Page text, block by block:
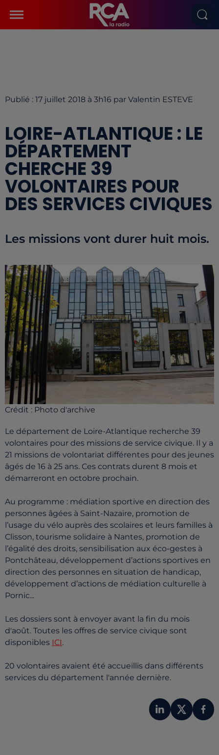
Publié : 17 juillet 2018 à 3h16 par Valentin ESTEVE
LOIRE-ATLANTIQUE : LE
DÉPARTEMENT
CHERCHE 39
VOLONTAIRES POUR
DES SERVICES CIVIQUES
Les missions vont durer huit mois.
Crédit : Photo d'archive
Le département de Loire-Atlantique recherche 39
volontaires pour des missions de service civique. Il y a
21 missions de volontariat différentes pour des jeunes
âgés de 16 à 25 ans. Ces contrats durent 8 mois et
démarreront en octobre prochain.
Au programme : médiation sportive en direction des
personnes âgées à Saint-Nazaire, promotion de
l’usage du vélo auprès des scolaires et leurs familles à
Clisson, tourisme solidaire à Nantes, promotion de
l’égalité des droits, sensibilisation aux éco-gestes à
Pontchâteau, développement d’actions sportives en
direction des personnes en situation de handicap,
développement d’actions de médiation culturelle à
Pornic...
Les dossiers sont à envoyer avant la fin du mois
d'août. Toutes les offres de service civique sont
disponibles ICI.
20 volontaires avaient été accueillis dans différents
services du département l'année dernière.